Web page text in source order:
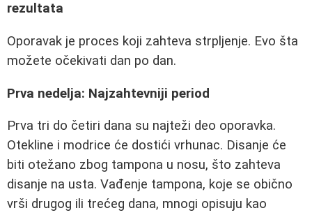
rezultata
Oporavak je proces koji zahteva strpljenje. Evo šta
možete očekivati dan po dan.
Prva nedelja: Najzahtevniji period
Prva tri do četiri dana su najteži deo oporavka.
Otekline i modrice će dostići vrhunac. Disanje će
biti otežano zbog tampona u nosu, što zahteva
disanje na usta. Vađenje tampona, koje se obično
vrši drugog ili trećeg dana, mnogi opisuju kao